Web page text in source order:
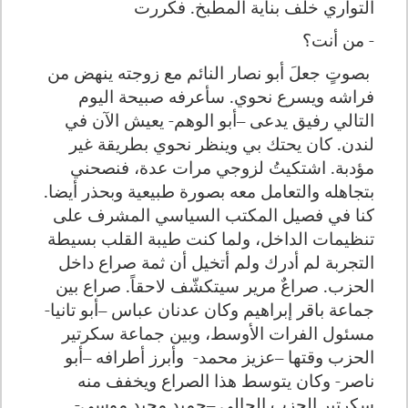
التواري خلف بناية المطبخ. فكررت
- من أنت؟
بصوتٍ جعلَ أبو نصار النائم مع زوجته ينهض من
فراشه ويسرع نحوي. سأعرفه صبيحة اليوم
التالي رفيق يدعى –أبو الوهم- يعيش الآن في
لندن. كان يحتك بي وينظر نحوي بطريقة غير
مؤدبة. اشتكيتُ لزوجي مرات عدة، فنصحني
بتجاهله والتعامل معه بصورة طبيعية وبحذر أيضا.
كنا في فصيل المكتب السياسي المشرف على
تنظيمات الداخل، ولما كنت طيبة القلب بسيطة
التجربة لم أدرك ولم أتخيل أن ثمة صراع داخل
الحزب. صراعٌ مرير سيتكشّف لاحقاً. صراع بين
جماعة باقر إبراهيم وكان عدنان عباس –أبو تانيا-
مسئول الفرات الأوسط، وبين جماعة سكرتير
الحزب وقتها –عزيز محمد- وأبرز أطرافه –أبو
ناصر- وكان يتوسط هذا الصراع ويخفف منه